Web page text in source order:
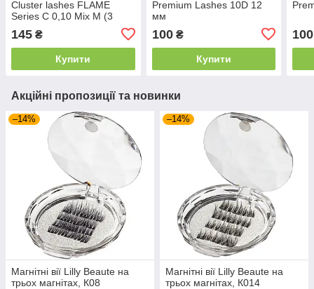
Cluster lashes FLAME
Series C 0,10 Mix M (3
ряди, розмір 9, 10, 11 мм)
145 ₴
Купити
Premium Lashes 10D 12
мм
100₴
Купити
100
Акційні пропозиції та новинки
–14%
Магнітні вії Lilly Beaute на
трьох магнітах, К08
–14%
Магнітні вії Lilly Beaute на
трьох магнітах, К014